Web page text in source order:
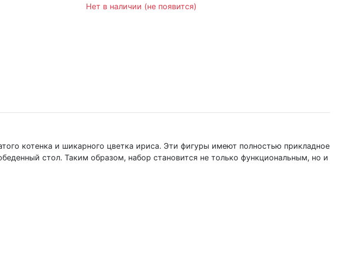
Нет в наличии (не появится)
котенка и шикарного цветка ириса. Эти фигуры имеют полностью прикладное
стол. Таким образом, набор становится не только функциональным, но и